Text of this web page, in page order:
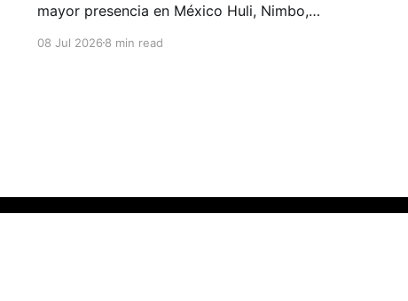
mayor presencia en México Huli, Nimbo,
Doctoralia.
08 Jul 20268 min read